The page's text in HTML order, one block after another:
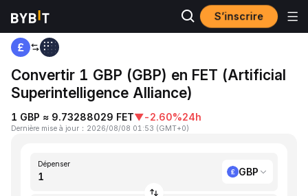
S’inscrire
Accueil
Convertir 1 GBP (GBP) en FET (Artificial
Superintelligence Alliance)
1 GBP ≈ 9.73288029 FET▼-2.60%24h
Dernière mise à jour ： 2026/08/08 01:53 (GMT+0)
Dépenser
GBP